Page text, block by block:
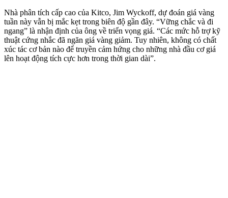
Nhà phân tích cấp cao của Kitco, Jim Wyckoff, dự đoán giá vàng
tuần này vẫn bị mắc kẹt trong biên độ gần đây. “Vững chắc và đi
ngang” là nhận định của ông về triển vọng giá. “Các mức hỗ trợ kỹ
thuật cứng nhắc đã ngăn giá vàng giảm. Tuy nhiên, không có chất
xúc tác cơ bản nào để truyền cảm hứng cho những nhà đầu cơ giá
lên hoạt động tích cực hơn trong thời gian dài”.